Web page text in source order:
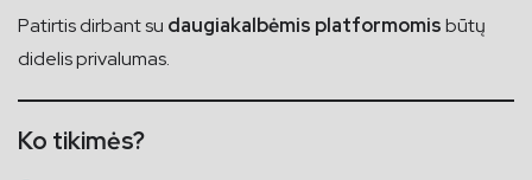
Patirtis dirbant su daugiakalbėmis platformomisbūtų
didelis privalumas.
Ko tikimės?